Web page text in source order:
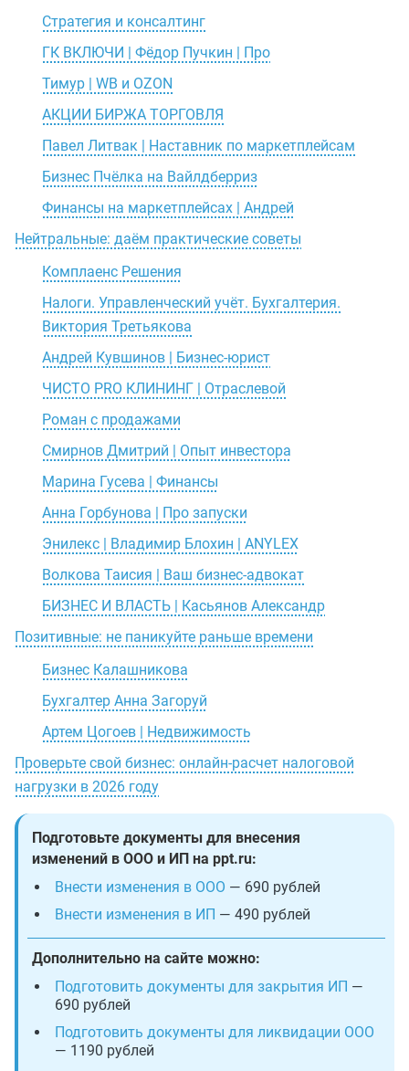
Стратегия и консалтинг
ГК ВКЛЮЧИ | Фёдор Пучкин | Про
Тимур | WB и OZON
АКЦИИ БИРЖА ТОРГОВЛЯ
Павел Литвак | Наставник по маркетплейсам
Бизнес Пчёлка на Вайлдберриз
Финансы на маркетплейсах | Андрей
Нейтральные: даём практические советы
Комплаенс Решения
Налоги. Управленческий учёт. Бухгалтерия.
Виктория Третьякова
Андрей Кувшинов | Бизнес-юрист
ЧИСТО PRO КЛИНИНГ | Отраслевой
Роман с продажами
Смирнов Дмитрий | Опыт инвестора
Марина Гусева | Финансы
Анна Горбунова | Про запуски
Энилекс | Владимир Блохин | ANYLEX
Волкова Таисия | Ваш бизнес-адвокат
БИЗНЕС И ВЛАСТЬ | Касьянов Александр
Позитивные: не паникуйте раньше времени
Бизнес Калашникова
Бухгалтер Анна Загоруй
Артем Цогоев | Недвижимость
Проверьте свой бизнес: онлайн-расчет налоговой
нагрузки в 2026 году
Подготовьте документы для внесения
изменений в ООО и ИП на ppt.ru:
Внести изменения в ООО — 690 рублей
Внести изменения в ИП — 490 рублей
Дополнительно на сайте можно:
Подготовить документы для закрытия ИП —
690 рублей
Подготовить документы для ликвидации ООО
— 1190 рублей